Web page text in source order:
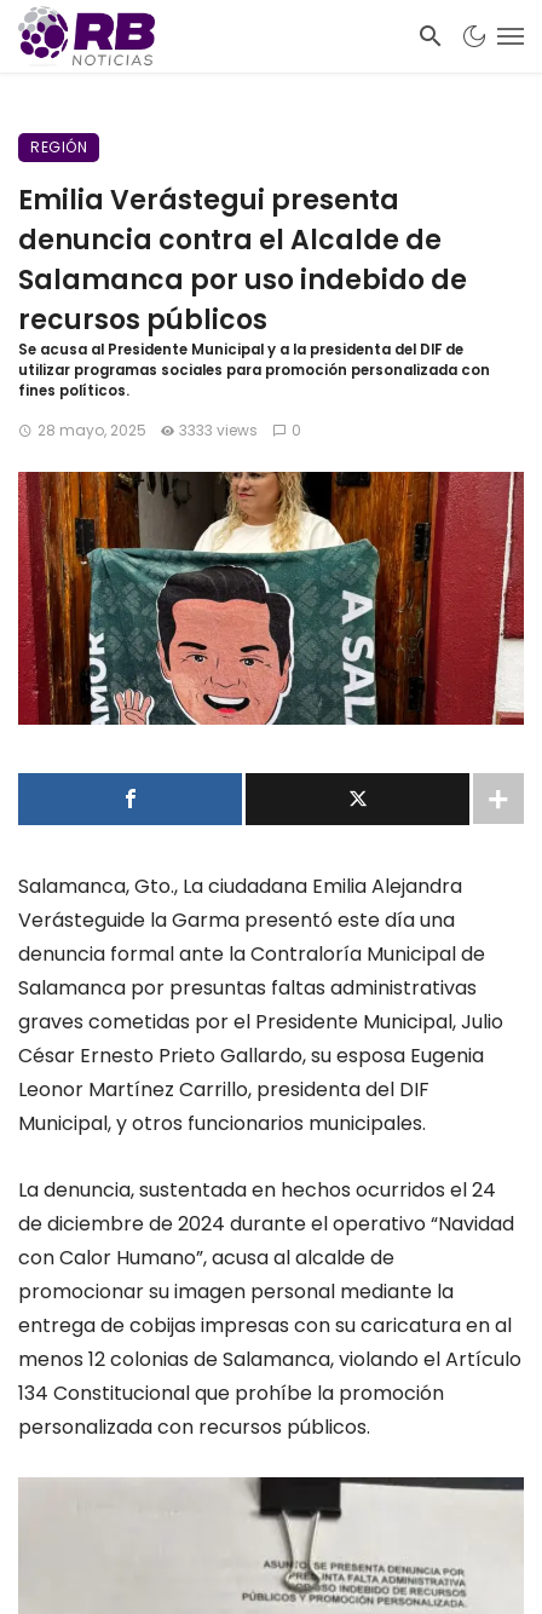
REGIÓN
Emilia Verástegui presenta
denuncia contra el Alcalde de
Salamanca por uso indebido de
recursos públicos
Se acusa al Presidente Municipal y a la presidenta del DIF de
utilizar programas sociales para promoción personalizada con
fines políticos.
28 mayo, 2025 3333 views 0
Salamanca, Gto., La ciudadana Emilia Alejandra
Verásteguide la Garma presentó este día una
denuncia formal ante la Contraloría Municipal de
Salamanca por presuntas faltas administrativas
graves cometidas por el Presidente Municipal, Julio
César Ernesto Prieto Gallardo, su esposa Eugenia
Leonor Martínez Carrillo, presidenta del DIF
Municipal, y otros funcionarios municipales.
La denuncia, sustentada en hechos ocurridos el 24
de diciembre de 2024 durante el operativo “Navidad
con Calor Humano”, acusa al alcalde de
promocionar su imagen personal mediante la
entrega de cobijas impresas con su caricatura en al
menos 12 colonias de Salamanca, violando el Artículo
134 Constitucional que prohíbe la promoción
personalizada con recursos públicos.